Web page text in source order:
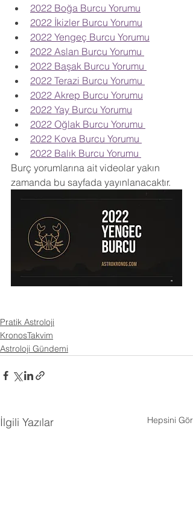
2022 Boğa Burcu Yorumu
2022 İkizler Burcu Yorumu
2022 Yengeç Burcu Yorumu
2022 Aslan Burcu Yorumu
2022 Başak Burcu Yorumu
2022 Terazi Burcu Yorumu
2022 Akrep Burcu Yorumu
2022 Yay Burcu Yorumu
2022 Oğlak Burcu Yorumu
2022 Kova Burcu Yorumu
2022 Balık Burcu Yorumu
Burç yorumlarına ait videolar yakın
zamanda bu sayfada yayınlanacaktır.
Pratik Astroloji
KronosTakvim
Astroloji Gündemi
İlgili Yazılar Hepsini Gör